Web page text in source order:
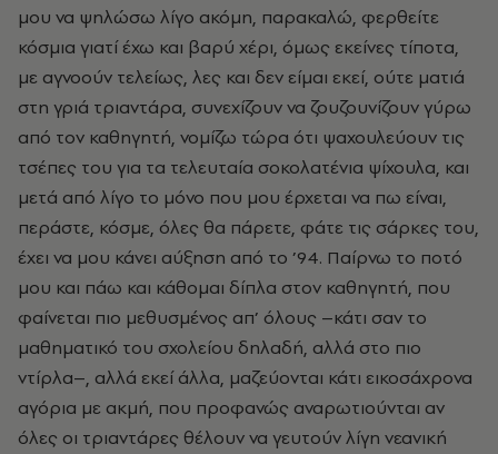
μου να ψηλώσω λίγο ακόμη, παρακαλώ, φερθείτε
κόσμια γιατί έχω και βαρύ χέρι, όμως εκείνες τίποτα,
με αγνοούν τελείως, λες και δεν είμαι εκεί, ούτε ματιά
στη γριά τριαντάρα, συνεχίζουν να ζουζουνίζουν γύρω
από τον καθηγητή, νομίζω τώρα ότι ψαχουλεύουν τις
τσέπες του για τα τελευταία σοκολατένια ψίχουλα, και
μετά από λίγο το μόνο που μου έρχεται να πω είναι,
περάστε, κόσμε, όλες θα πάρετε, φάτε τις σάρκες του,
έχει να μου κάνει αύξηση από το ’94. Παίρνω το ποτό
μου και πάω και κάθομαι δίπλα στον καθηγητή, που
φαίνεται πιο μεθυσμένος απ’ όλους –κάτι σαν το
μαθηματικό του σχολείου δηλαδή, αλλά στο πιο
ντίρλα–, αλλά εκεί άλλα, μαζεύονται κάτι εικοσάχρονα
αγόρια με ακμή, που προφανώς αναρωτιούνται αν
όλες οι τριαντάρες θέλουν να γευτούν λίγη νεανική